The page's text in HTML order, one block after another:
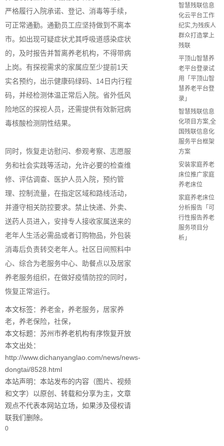
严格履行入院承诺、登记、消毒等手续，
可正常通勤。通勤员工应坚持做到不离本
市。如出现可疑症状尤其呼吸道感染症状
的，及时报告并暂离养老机构，不得带病
上岗。有探视需求的家属应至少提前1天
实名预约，出示健康码绿码、14日内行程
码，并经检测体温正常后入院。省外低风
险地区的探视人员，还需提供有效新冠病
毒核酸检测阴性结果。
同时，恢复走访慰问、参观考察、志愿服
务和社会实践等活动，允许必要的检查维
修、评估调查、医护人员入院，预约管
理、控制流量，在指定区域和路线活动，
并遵守相关防控要求。禁止快递、外卖、
送药人员进入，安排专人接收家属送来的
老年人生活必需品或者订购物品，外包装
消毒后负责转交老年人。社区日间照料中
心、综合为老服务中心、助餐点以及居家
养老服务组织，在做好疫情防控的同时，
恢复正常运行。
本文标签： 养老金， 养老服务， 居家养
老， 养老保险， 社保，
本文标题：苏州市养老机构有序恢复开放
本文出处：
http://www.dichanyanglao.com/news/news-
dongtai/8528.html
本站声明：本站发布的内容（图片、视频
和文字）以原创、转载和分享为主，文章
观点不代表本网站立场，如果涉及侵权请
联我们删除。
0
智慧残联信息
化云平台工作
纪实,为残疾人
群众打造掌上
残联
平顶山智慧养
老平台登录试
用「平顶山智
慧养老平台登
录」
智慧残联信息
化项目方案,全
国残联信息化
服务平台框架
方案
安装家庭养老
床位推广家庭
养老床位
家庭养老床位
分析报告「可
行性报告养老
服务项目分
析」